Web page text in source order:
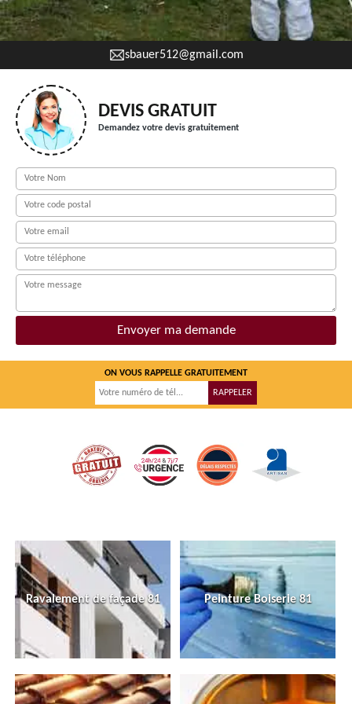
sbauer512@gmail.com
DEVIS GRATUIT
Demandez votre devis gratuitement
ON VOUS RAPPELLE GRATUITEMENT
Ravalement de façade 81 Peinture Boiserie 81